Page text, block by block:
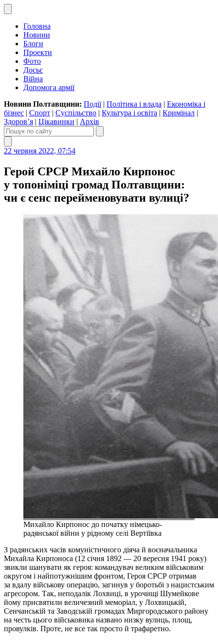
Головна
Новини
Блоги
Проекти
Фото
Досьє
Війна
Допомога армії
Новини Полтавщини: Події| Політика і влада | Економіка і
бізнес | Спорт | Суспільство | Культура і освіта | Кримінал |
Здоров’я | Цікавинки | Архів
22 червня 2022, 07:54
Герой СРСР Михайло Кирпонос
у топоніміці громад Полтавщини:
чи є сенс перейменовувати вулиці?
Михайло Кирпонос до початку німецько-
радянської війни у рідному селі Вертіївка
З радянських часів комуністичного діяча й воєначальника
Михайла Кирпоноса (12 січня 1892 — 20 вересня 1941 року)
звикли шанувати як героя: командувач великим військовим
округом і найпотужнішим фронтом, Героя СРСР отримав
за вдалу військову операцію, загинув у боротьбі з нацистським
агресором. Так, неподалік Лохвиці, в урочищі Шумейкове
йому присвятили величезний меморіал, у Лохвицькій,
Сенчанській та Заводській громадах Миргородського району
на честь цього військовика названо низку вулиць, площ,
провулків. Проте, не все так просто й трафаретно.